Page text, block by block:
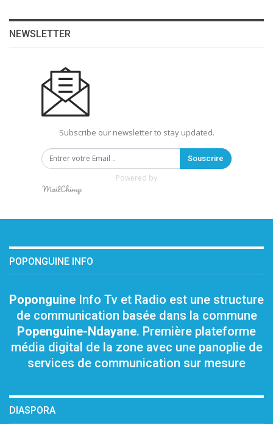
NEWSLETTER
Subscribe our newsletter to stay updated.
Souscrire
Powered by
POPONGUINE INFO
Poponguine Info Tv et Radio est une structure
de communication basée dans la commune
Popenguine-Ndayane. Première plateforme
média digital de la zone avec une panoplie de
services de communication sur mesure
DIASPORA